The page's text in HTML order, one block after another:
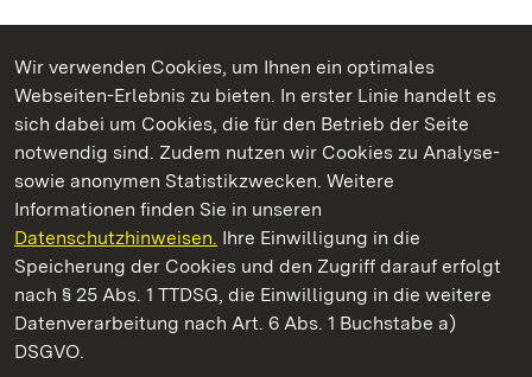
Wir verwenden Cookies, um Ihnen ein optimales
Webseiten-Erlebnis zu bieten. In erster Linie handelt es
sich dabei um Cookies, die für den Betrieb der Seite
notwendig sind. Zudem nutzen wir Cookies zu Analyse-
sowie anonymen Statistikzwecken. Weitere
Informationen finden Sie in unseren
Datenschutzhinweisen. Ihre Einwilligung in die
Speicherung der Cookies und den Zugriff darauf erfolgt
nach § 25 Abs. 1 TTDSG, die Einwilligung in die weitere
Datenverarbeitung nach Art. 6 Abs. 1 Buchstabe a)
DSGVO.
Kommen. Staunen. Genießen.
Residenzschloss Ludwigsburg
Staatliche Schlösser und Gärten Baden-Württemberg
Kontakt